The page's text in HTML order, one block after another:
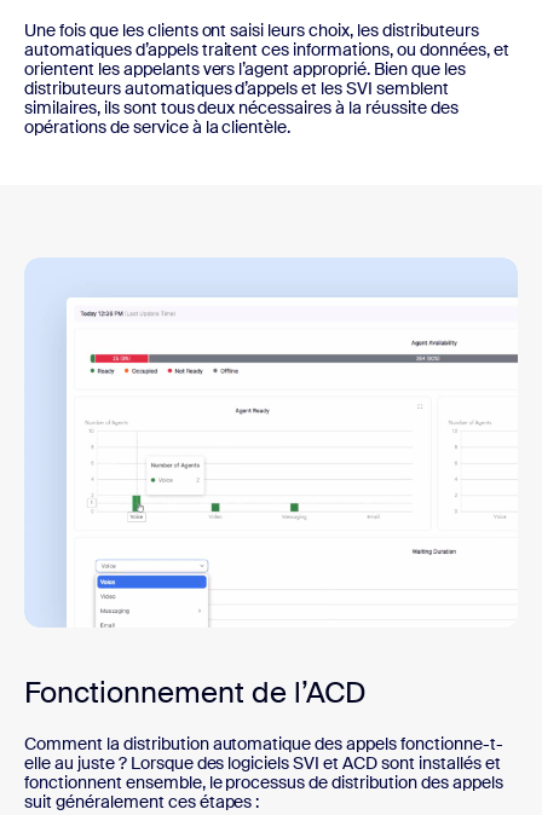
Une fois que les clients ont saisi leurs choix, les distributeurs
automatiques d’appels traitent ces informations, ou données, et
orientent les appelants vers l’agent approprié. Bien que les
distributeurs automatiques d’appels et les SVI semblent
similaires, ils sont tous deux nécessaires à la réussite des
opérations de service à la clientèle.
Fonctionnement de l’ACD
Comment la distribution automatique des appels fonctionne-t-
elle au juste ? Lorsque des logiciels SVI et ACD sont installés et
fonctionnent ensemble, le processus de distribution des appels
suit généralement ces étapes :